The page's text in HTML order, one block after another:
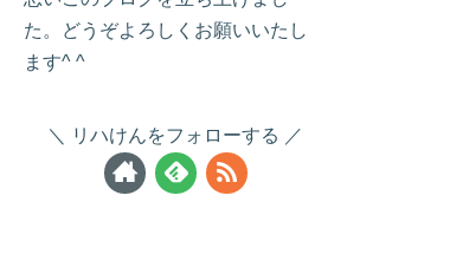
た。どうぞよろしくお願いいたし
ます^ ^
リハけんをフォローする